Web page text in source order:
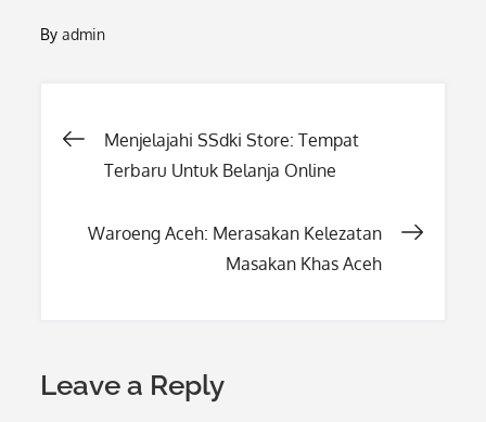
Byadmin
Post
Menjelajahi SSdki Store: Tempat
Terbaru Untuk Belanja Online
Waroeng Aceh: Merasakan Kelezatan
Masakan Khas Aceh
Leave a Reply